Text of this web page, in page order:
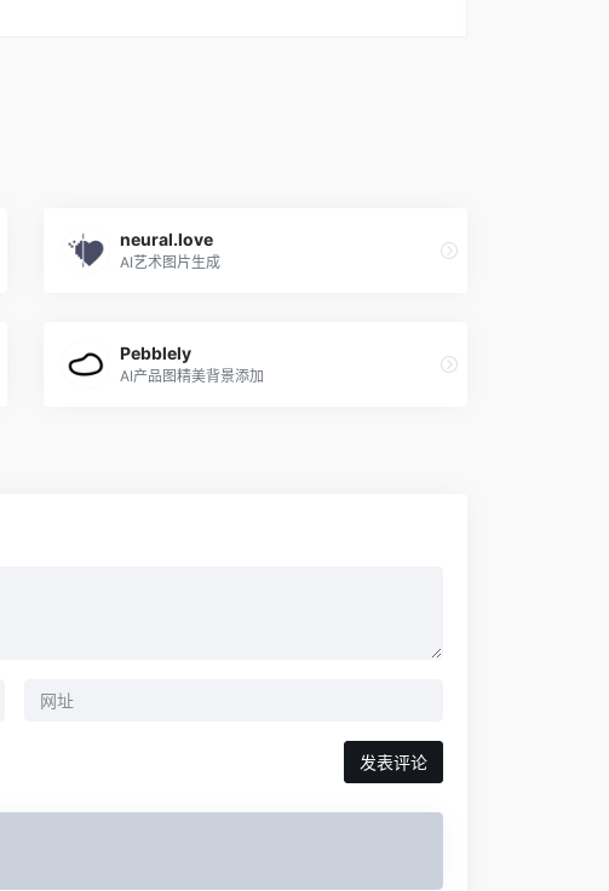
neural.love
AI艺术图片生成
Pebblely
AI产品图精美背景添加